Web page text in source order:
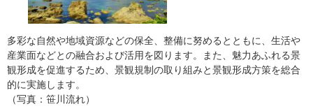
多彩な自然や地域資源などの保全、整備に努めるとともに、生活や
産業面などとの融合および活用を図ります。また、魅力あふれる景
観形成を促進するため、景観規制の取り組みと景観形成方策を総合
的に実施します。
（写真：笹川流れ）